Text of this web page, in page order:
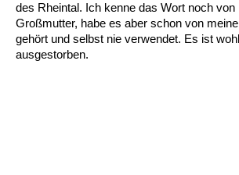
des Rheintal. Ich kenne das Wort noch von
Großmutter, habe es aber schon von
gehört und selbst nie verwendet. Es ist
ausgestorben.